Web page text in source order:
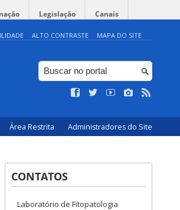
Legislação Canais
ALTO CONTRASTE MAPA DO SITE
Área Restrita Administradores do Site
CONTATOS
Laboratório de Fitopatologia